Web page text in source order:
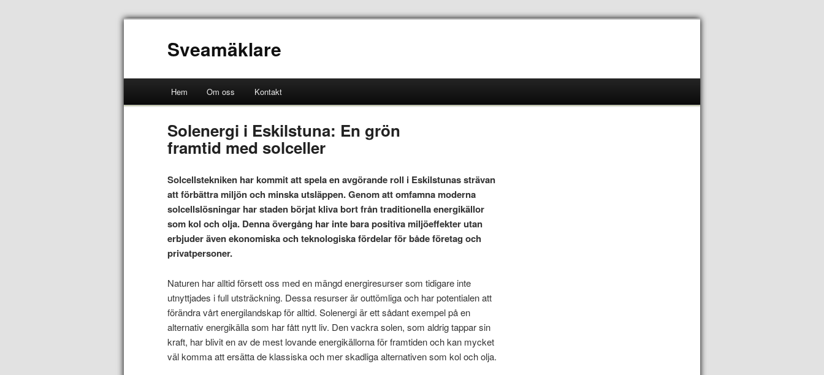
Sveamäklare
Hem Om oss Kontakt
Solenergi i Eskilstuna: En grön
framtid med solceller
Solcellstekniken har kommit att spela en avgörande roll i Eskilstunas strävan
att förbättra miljön och minska utsläppen. Genom att omfamna moderna
solcellslösningar har staden börjat kliva bort från traditionella energikällor
som kol och olja. Denna övergång har inte bara positiva miljöeffekter utan
erbjuder även ekonomiska och teknologiska fördelar för både företag och
privatpersoner.
Naturen har alltid försett oss med en mängd energiresurser som tidigare inte
utnyttjades i full utsträckning. Dessa resurser är outtömliga och har potentialen att
förändra vårt energilandskap för alltid. Solenergi är ett sådant exempel på en
alternativ energikälla som har fått nytt liv. Den vackra solen, som aldrig tappar sin
kraft, har blivit en av de mest lovande energikällorna för framtiden och kan mycket
väl komma att ersätta de klassiska och mer skadliga alternativen som kol och olja.